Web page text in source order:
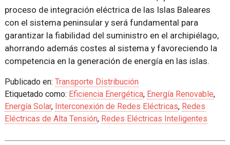
proceso de integración eléctrica de las Islas Baleares
con el sistema peninsular y será fundamental para
garantizar la fiabilidad del suministro en el archipiélago,
ahorrando además costes al sistema y favoreciendo la
competencia en la generación de energía en las islas.
Publicado en: Transporte Distribución
Etiquetado como: Eficiencia Energética, Energía Renovable,
Energía Solar, Interconexión de Redes Eléctricas, Redes
Eléctricas de Alta Tensión, Redes Eléctricas Inteligentes